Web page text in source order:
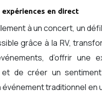
expériences en direct
à un concert, un
grâce à la RV,
d’offrir une
et de créer un
traditionnel en